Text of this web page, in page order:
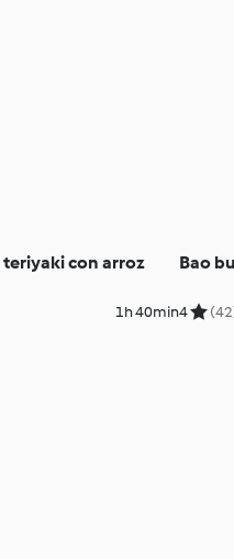
teriyaki con arroz
1h 40min
Bao
4